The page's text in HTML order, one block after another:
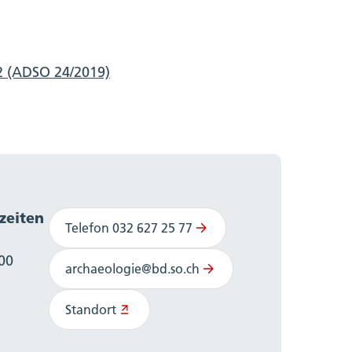
24/2019)
Telefon 032 627 25 77
archaeologie@bd.so.ch
Standort